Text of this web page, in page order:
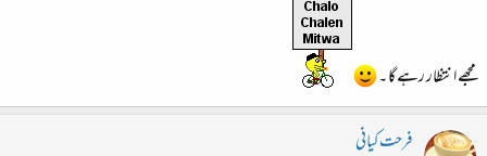
مجھے انتظار رہے گا ۔
فرحت کیانی